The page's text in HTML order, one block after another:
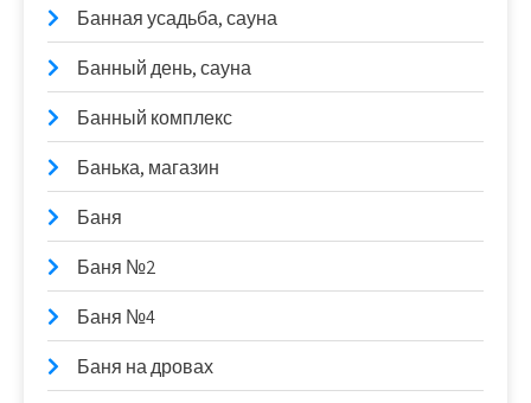
Банная усадьба, сауна
Банный день, сауна
Банный комплекс
Банька, магазин
Баня
Баня №2
Баня №4
Баня на дровах